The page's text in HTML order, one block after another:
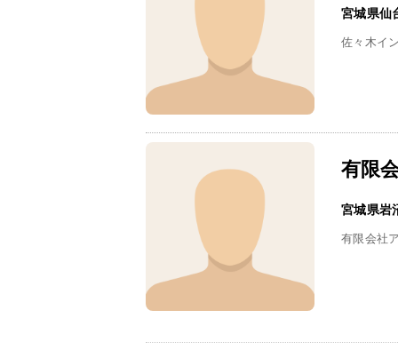
宮城県仙
佐々木イ
有限
宮城県岩
有限会社